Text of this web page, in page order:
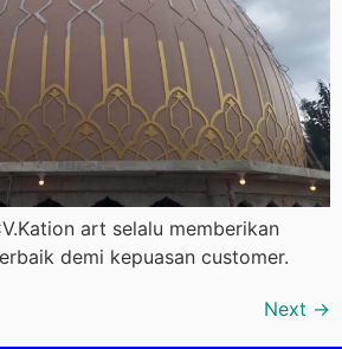
art selalu memberikan
demi kepuasan customer.
Next →